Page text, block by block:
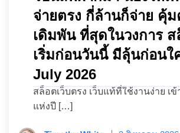
จ่ายตรง กี่ล้านก็จ่าย คุ้ม
เดิมพัน ที่สุดในวงการ ส
เริ่มก่อนวันนี้ มีลุ้นก่อนใ
July 2026
สล็อตเว็บตรง เว็บแท้ที่ใช้งานง่าย เ
แห่งปี […]